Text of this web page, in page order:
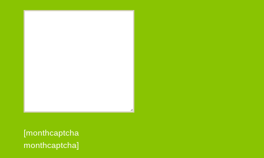
[monthcaptcha
monthcaptcha]